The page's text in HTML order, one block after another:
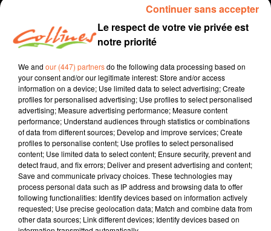
recette cuisine
4 septembre 2021 - 3 min 57 sec
SOUPE FROIDE COURGETTES MENTHE ET CHÈVRE
David Puaud
Qu'est-ce qu'on mange ?
Le respect de votre vie privée est
notre priorité
We and our (447) partnersdo the following data processing based on
your consent and/or our legitimate interest: Store and/or access
information on a device; Use limited data to select advertising; Create
profiles for personalised advertising; Use profiles to select personalised
advertising; Measure advertising performance; Measure content
performance; Understand audiences through statistics or combinations
of data from different sources; Develop and improve services; Create
profiles to personalise content; Use profiles to select personalised
content; Use limited data to select content; Ensure security, prevent and
detect fraud, and fix errors; Deliver and present advertising and content;
Save and communicate privacy choices. These technologies may
process personal data such as IP address and browsing data to offer
following functionalities: Identify devices based on information actively
requested; Use precise geolocation data; Match and combine data from
other data sources; Link different devices; Identify devices based on
Continuer sans accepter